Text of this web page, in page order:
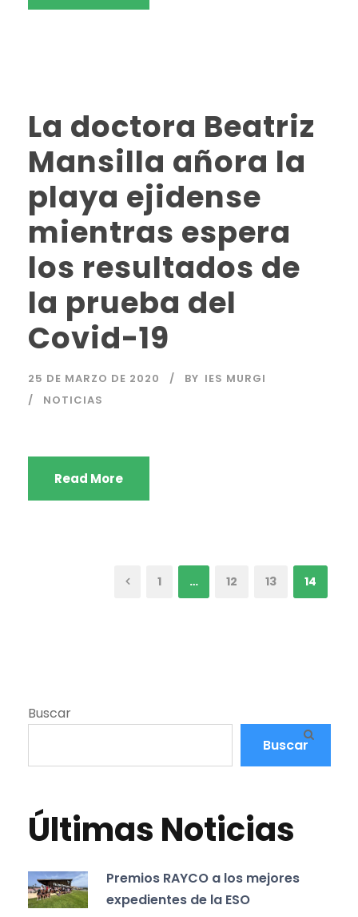
La doctora Beatriz
Mansilla añora la
playa ejidense
mientras espera
los resultados de
la prueba del
Covid-19
25 DE MARZO DE 2020 BY IES MURGI
NOTICIAS
Read More
1 … 12 13 14
Buscar
Buscar
Últimas Noticias
Premios RAYCO a los mejores
expedientes de la ESO